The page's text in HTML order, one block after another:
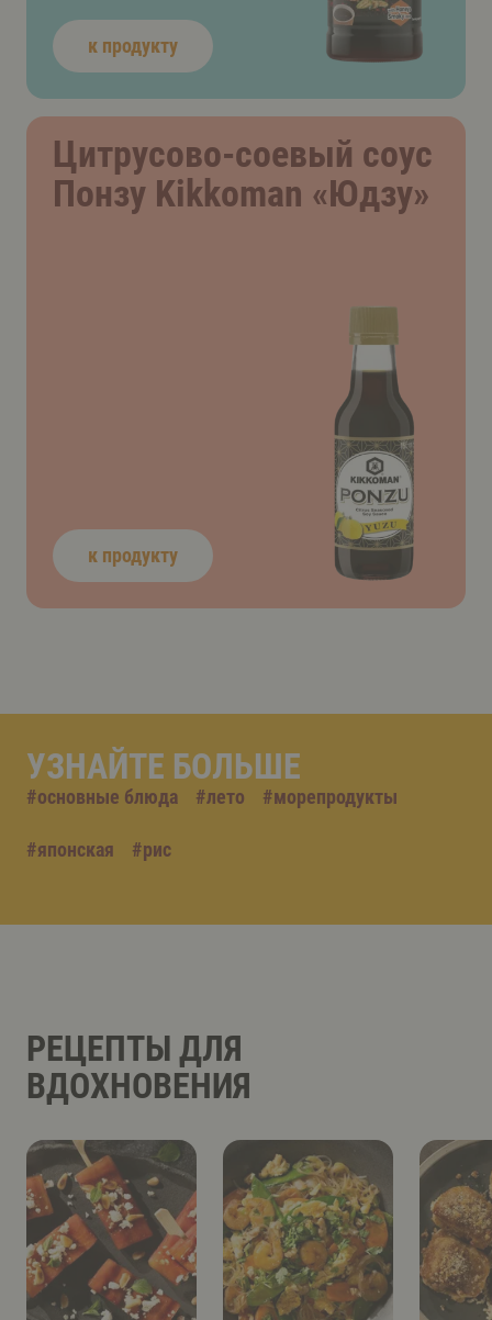
к продукту
Цитрусово-соевый соус
Понзу Kikkoman «Юдзу»
к продукту
УЗНАЙТЕ БОЛЬШЕ
#основные блюда #лето #морепродукты
#японская #рис
РЕЦЕПТЫ ДЛЯ
ВДОХНОВЕНИЯ